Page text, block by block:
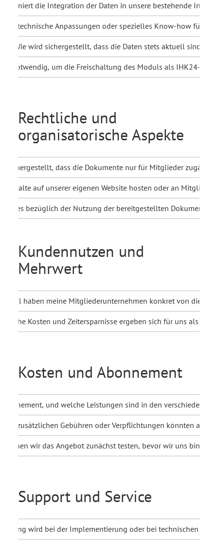
die Integration der Daten in unsere bestehende
wir technische Anpassungen oder spezielles Know-how für die
Wie wird sichergestellt, dass die Daten stets aktuell sind?
notwendig, um die Freischaltung des Moduls als IHK24-
Rechtliche und
organisatorische Aspekte
sichergestellt, dass die Dokumente nur für Mitglieder
Inhalte auf unserer eigenen Website hosten oder an Mitglieder
es bezüglich der Nutzung der bereitgestellten Dokumente
Kundennutzen und
Mehrwert
haben meine Mitgliederunternehmen konkret von diesem
Welche Kosten und Zeitersparnisse ergeben sich für uns als IHK?
Kosten und Abonnement
und welche Leistungen sind in den verschiedenen
zusätzlichen Gebühren oder Verpflichtungen könnten
Können wir das Angebot zunächst testen, bevor wir uns binden?
Support und Service
wird bei der Implementierung oder bei technischen